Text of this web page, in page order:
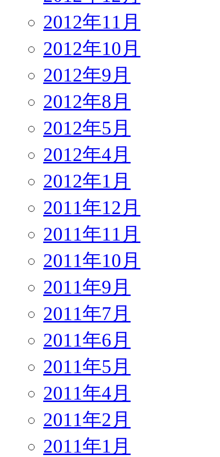
2012年11月
2012年10月
2012年9月
2012年8月
2012年5月
2012年4月
2012年1月
2011年12月
2011年11月
2011年10月
2011年9月
2011年7月
2011年6月
2011年5月
2011年4月
2011年2月
2011年1月